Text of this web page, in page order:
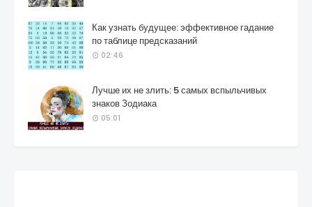
Как узнать будущее: эффективное гадание
по таблице предсказаний
02:46
Лучше их не злить: 5 самых вспыльчивых
знаков Зодиака
05:01